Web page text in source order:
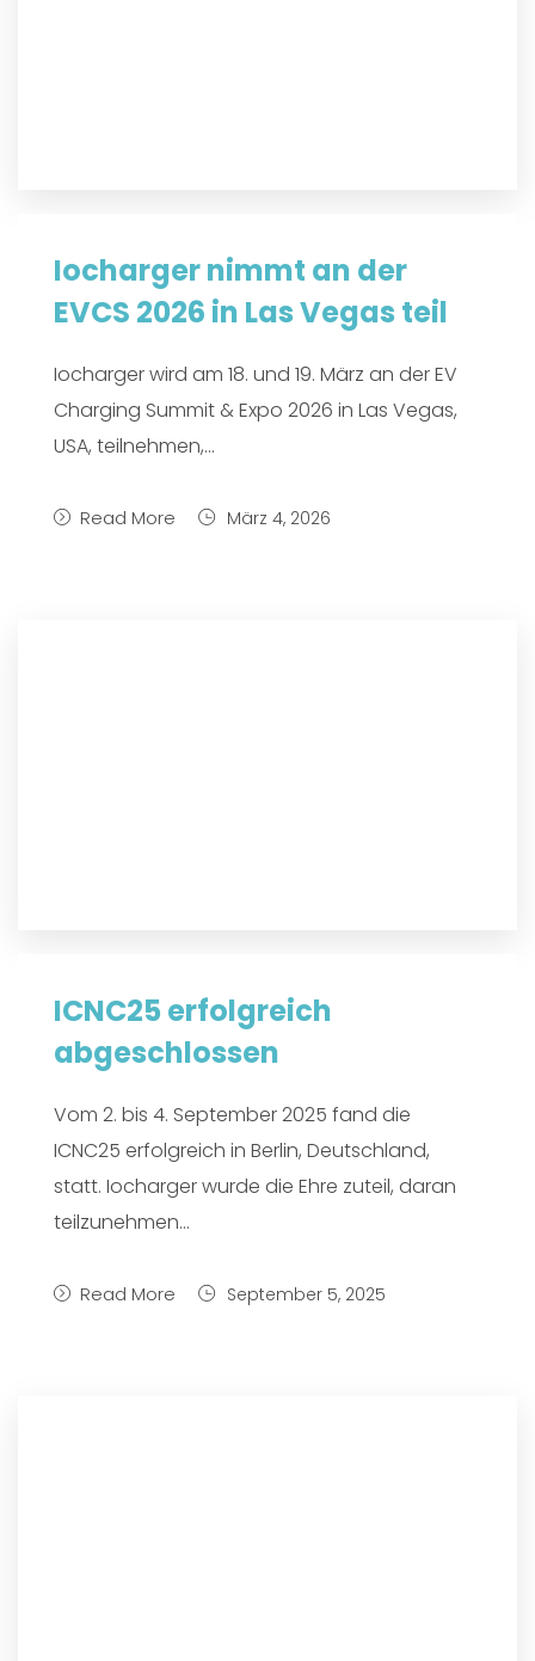
Iocharger nimmt an der
EVCS 2026 in Las Vegas teil
Iocharger wird am 18. und 19. März an der EV
Charging Summit & Expo 2026 in Las Vegas,
USA, teilnehmen,...
Read More März 4, 2026
ICNC25 erfolgreich
abgeschlossen
Vom 2. bis 4. September 2025 fand die
ICNC25 erfolgreich in Berlin, Deutschland,
statt. Iocharger wurde die Ehre zuteil, daran
teilzunehmen...
Read More September 5, 2025